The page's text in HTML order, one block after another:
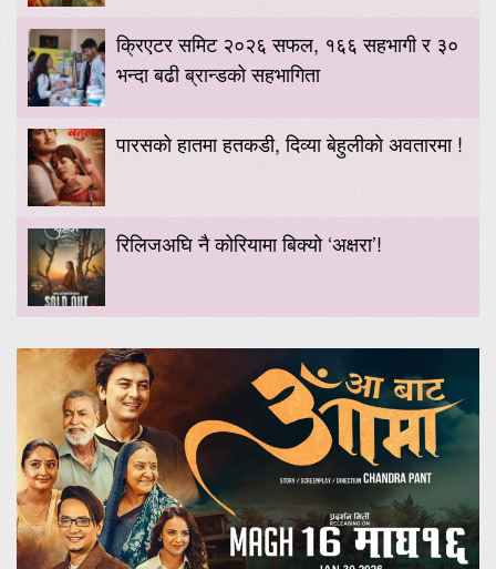
क्रिएटर समिट २०२६ सफल, १६६ सहभागी र ३०
भन्दा बढी ब्रान्डको सहभागिता
पारसको हातमा हतकडी, दिव्या बेहुलीको अवतारमा !
रिलिजअघि नै कोरियामा बिक्यो ‘अक्षरा’!